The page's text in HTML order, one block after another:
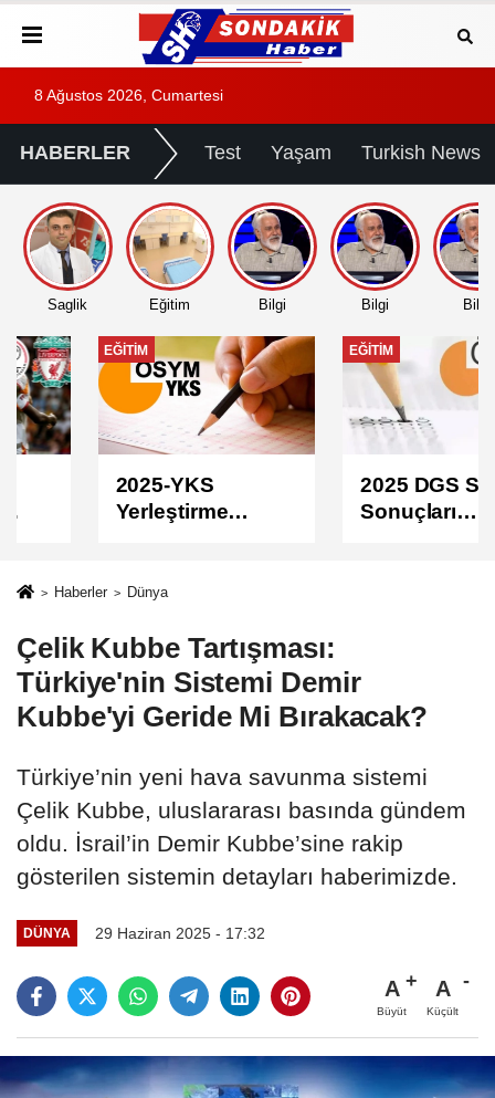
8 Ağustos 2026, Cumartesi
HABERLER Test Yaşam Turkish News
Saglik Eğitim Bilgi Bilgi Bilgi
EĞITIM
2025-YKS
Yerleştirme
Sonuçlar
Açıldı
EĞITIM
2025 DGS Sınav
Sonuçları
Haberler Dünya
Çelik Kubbe Tartışması:
Türkiye'nin Sistemi Demir
Kubbe'yi Geride Mi Bırakacak?
Türkiye’nin yeni hava savunma sistemi
Çelik Kubbe, uluslararası basında gündem
oldu. İsrail’in Demir Kubbe’sine rakip
gösterilen sistemin detayları haberimizde.
DÜNYA 29 Haziran 2025 - 17:32
A
Büyüt
A
Küçült